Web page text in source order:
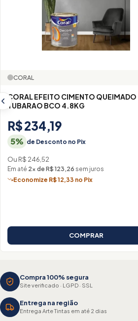
CORAL
CORAL EFEITO CIMENTO QUEIMADO
TUBARAO BCO 4.8KG
R$ 234,19
5% de Desconto no Pix
Ou R$ 246,52
Em até 2× de R$ 123,26 sem juros
Economize R$ 12,33 no Pix
COMPRAR
Compra 100% segura
Site verificado · LGPD · SSL
Entrega na região
Entrega Arte Tintas em até 2 dias